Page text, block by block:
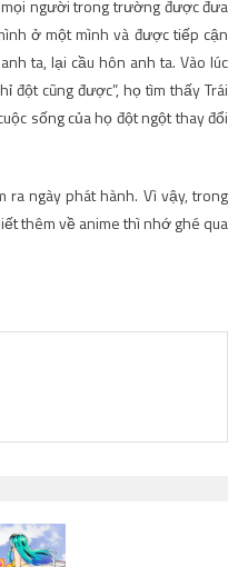
người trong trường được đưa
ở một mình và được tiếp cận
ta, lại cầu hôn anh ta. Vào lúc
đột cũng được”, họ tìm thấy Trái
sống của họ đột ngột thay đổi
ra ngày phát hành. Vì vậy, trong
thêm về anime thì nhớ ghé qua